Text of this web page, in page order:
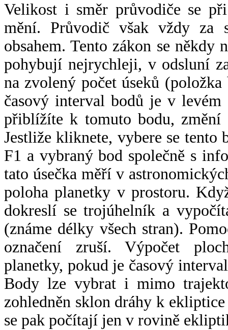
Velikost i směr průvodiče se
mění. Průvodič však vždy za
obsahem. Tento zákon se někdy
pohybují nejrychleji, v odsluní
na zvolený počet úseků
časový interval bodů je v
přiblížíte k tomuto bodu,
Jestliže kliknete, vybere se tento
F1 a vybraný bod společně s
tato úsečka měří v
poloha planetky v prostoru.
dokreslí se trojúhelník a
(známe délky všech stran).
označení zruší. Výpočet
planetky, pokud je časový
Body lze vybrat i mimo
zohledněn sklon dráhy k
se pak počítají jen v rovině